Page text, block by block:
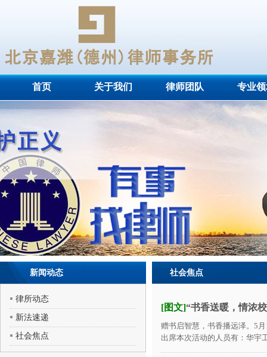
首页 关于我们 律师团队 专业
新闻动态
律所动态
新法速递
社会焦点
社会焦点
[图文]“书香送暖，情浓
赠书启智慧，书香播远泽。5
出席本次活动的人员有：华宇